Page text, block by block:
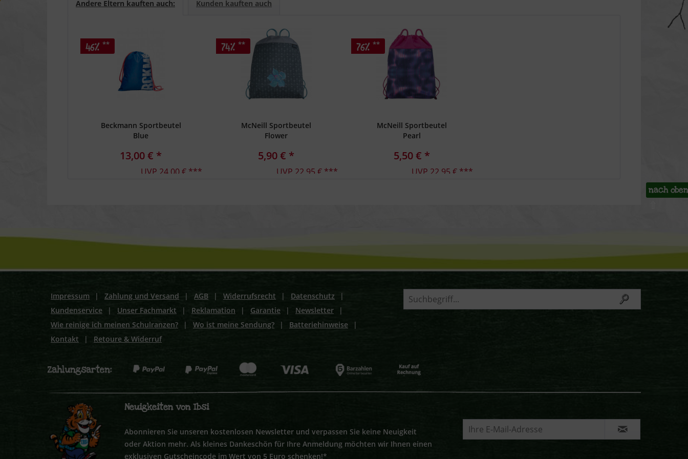
Andere Eltern kauften auch: Kunden kauften auch
46% **
Beckmann Sportbeutel
Blue
13,00 € *
UVP 24,00 € ***
74% **
McNeill Sportbeutel
Flower
5,90 € *
UVP 22,95 € ***
76% **
McNeill Sportbeutel
Pearl
5,50 € *
UVP 22,95 € ***
nach oben
Impressum | Zahlung und Versand | AGB | Widerrufsrecht | Datenschutz
|
Kundenservice
| Unser Fachmarkt | Reklamation | Garantie | Newsletter
|
Wie reinige ich meinen Schulranzen?
| Wo ist meine Sendung? | Batteriehinweise
|
Kontakt
| Retoure & Widerruf
Neuigkeiten von Ibsi
Abonnieren Sie unseren kostenlosen Newsletter und verpassen Sie keine Neuigkeit
oder Aktion mehr. Als kleines Dankeschön für Ihre Anmeldung möchten wir Ihnen einen
exklusiven Gutscheincode im Wert von 5 Euro schenken!*